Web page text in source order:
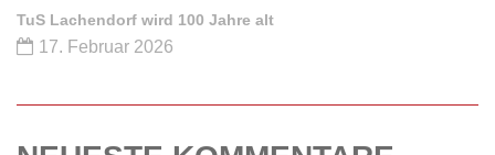
TuS Lachendorf wird 100 Jahre alt
17. Februar 2026